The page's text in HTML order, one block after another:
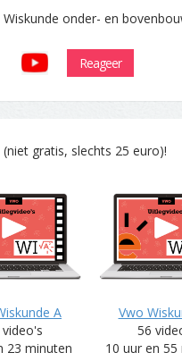
onder- en
Reageer
gratis, slechts 25 euro)!
A
video's
23 minuten
Vwo
56
10 uur en 55